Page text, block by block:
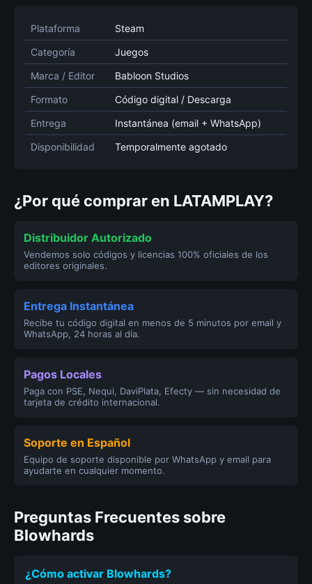
Plataforma
Steam
Categoría
Juegos
Marca / Editor
Babloon Studios
Formato
Código digital / Descarga
Entrega
Instantánea (email + WhatsApp)
Disponibilidad
Temporalmente agotado
¿Por qué comprar en LATAMPLAY?
Distribuidor Autorizado
Vendemos solo códigos y licencias 100% oficiales de los
editores originales.
Entrega Instantánea
Recibe tu código digital en menos de 5 minutos por email y
WhatsApp, 24 horas al día.
Pagos Locales
Paga con PSE, Nequi, DaviPlata, Efecty — sin necesidad de
tarjeta de crédito internacional.
Soporte en Español
Equipo de soporte disponible por WhatsApp y email para
ayudarte en cualquier momento.
Preguntas Frecuentes sobre
Blowhards
¿Cómo activar Blowhards?